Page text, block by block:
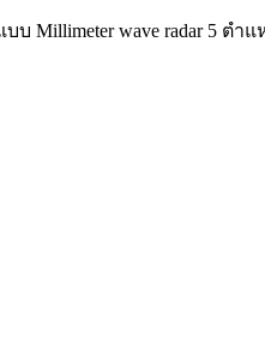
Millimeter wave radar 5 ต